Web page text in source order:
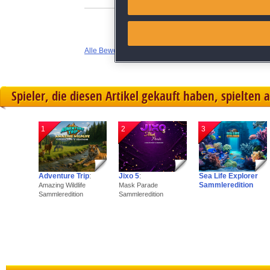
Alle Bewertungen anzeigen
Spieler, die diesen Artikel gekauft haben, spielten
1
Adventure Trip:
Amazing Wildlife
Sammleredition
2
Jixo 5:
Mask Parade
Sammleredition
3
Sea Life Explorer
Sammleredition